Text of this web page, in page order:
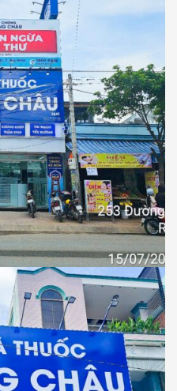
Trình Nhà Thuốc
Kiến, Tỉnh Tây